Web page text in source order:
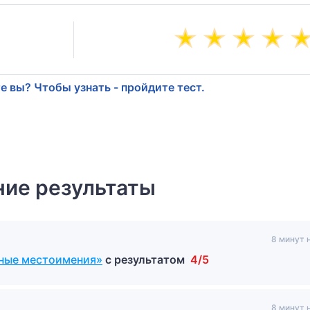
вы? Чтобы узнать - пройдите тест.
результаты
местоимения» с результатом 4/5
8 минут
8 минут